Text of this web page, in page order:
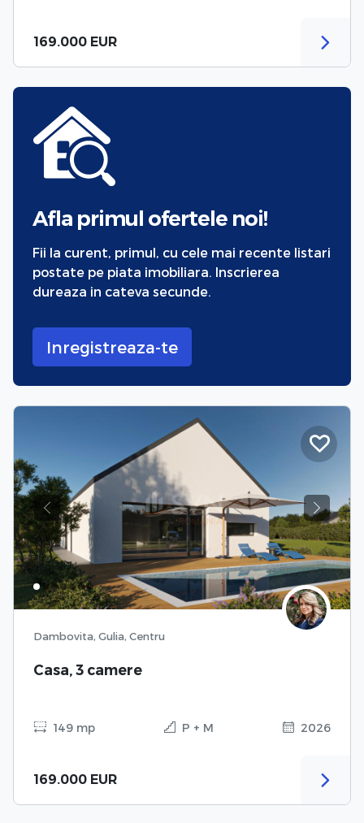
169.000 EUR
Afla primul ofertele noi!
Fii la curent, primul, cu cele mai recente listari
postate pe piata imobiliara. Inscrierea
dureaza in cateva secunde.
Inregistreaza-te
Previous Next
Dambovita, Gulia, Centru
Casa, 3 camere
149 mp P + M 2026
169.000 EUR